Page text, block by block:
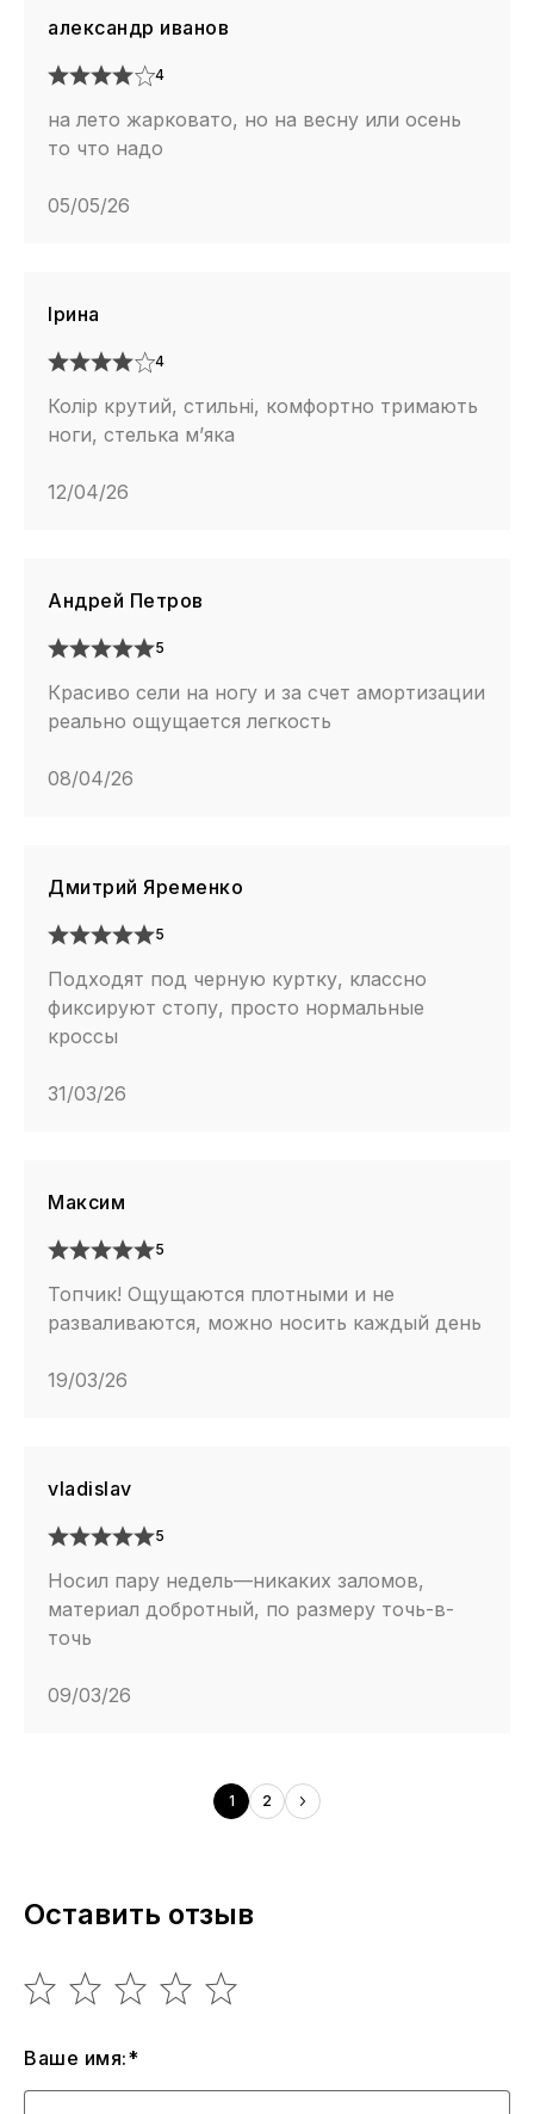
александр иванов
4
на лето жарковато, но на весну или осень
то что надо
05/05/26
Ірина
4
Колір крутий, стильні, комфортно тримають
ноги, стелька м’яка
12/04/26
Андрей Петров
5
Красиво сели на ногу и за счет амортизации
реально ощущается легкость
08/04/26
Дмитрий Яременко
5
Подходят под черную куртку, классно
фиксируют стопу, просто нормальные
кроссы
31/03/26
Максим
5
Топчик! Ощущаются плотными и не
разваливаются, можно носить каждый день
19/03/26
vladislav
5
Носил пару недель—никаких заломов,
материал добротный, по размеру точь-в-
точь
09/03/26
1 2
Оставить отзыв
Ваше имя:*